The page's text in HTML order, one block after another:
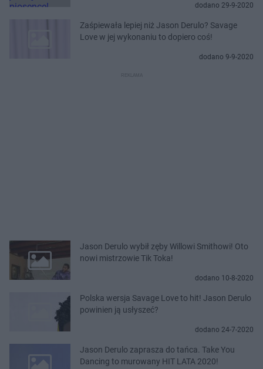
dodano 29-9-2020
Zaśpiewała lepiej niż Jason Derulo? Savage
Love w jej wykonaniu to dopiero coś!
dodano 9-9-2020
Jason Derulo wybił zęby Willowi Smithowi! Oto
nowi mistrzowie Tik Toka!
dodano 10-8-2020
Polska wersja Savage Love to hit! Jason Derulo
powinien ją usłyszeć?
dodano 24-7-2020
Jason Derulo zaprasza do tańca. Take You
Dancing to murowany HIT LATA 2020!